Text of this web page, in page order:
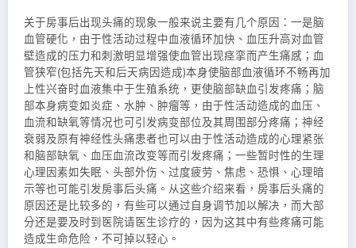
关于房事后出现头痛的现象一般来说主要有几个原因：一是脑
血管硬化，由于性活动过程中血液循环加快、血压升高对血管
壁造成的压力和刺激明显增强使血管出现痉挛而产生痛感；血
管狭窄(包括先天和后天病因造成)本身使脑部血液循环不畅再加
上性兴奋时血液集中于生殖系统，更使脑部缺血引发疼痛；脑
部本身病变如炎症、水肿、肿瘤等，由于性活动造成的血压、
血流和缺氧等情况也可引发病变部位及其周围部分疼痛；神经
衰弱及原有神经性头痛患者也可以由于性活动造成的心理紧张
和脑部缺氧、血压血流改变等而引发疼痛；一些暂时性的生理
心理因素如失眠、头部外伤、过度疲劳、焦虑、恐惧、心理暗
示等也可能引发房事后头痛。从这些介绍来看，房事后头痛的
原因还是比较多的，有些可以通过自身调节加以解决，而大部
分还是要及时到医院请医生诊疗的，因为这其中有些疼痛可能
造成生命危险，不可掉以轻心。